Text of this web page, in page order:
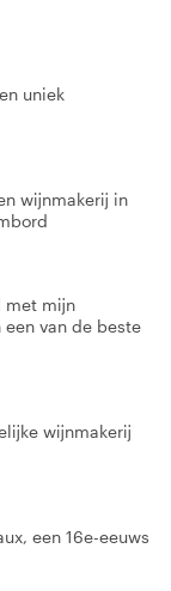
uniek
wijnmakerij in
met mijn
van de beste
wijnmakerij
een 16e-eeuws